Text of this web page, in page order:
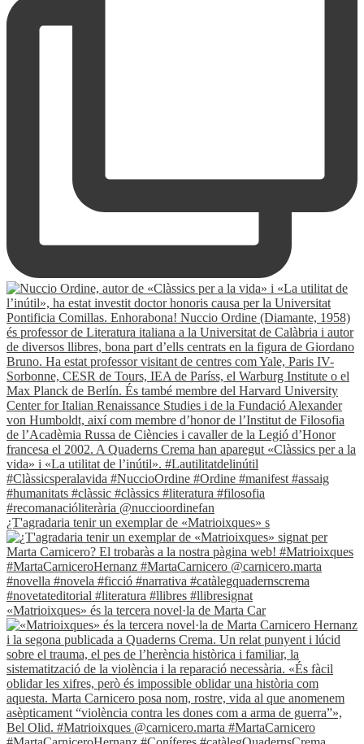
¿T'agradaria tenir un exemplar de «Matrioixques» s
«Matrioixques» és la tercera novel·la de Marta Car